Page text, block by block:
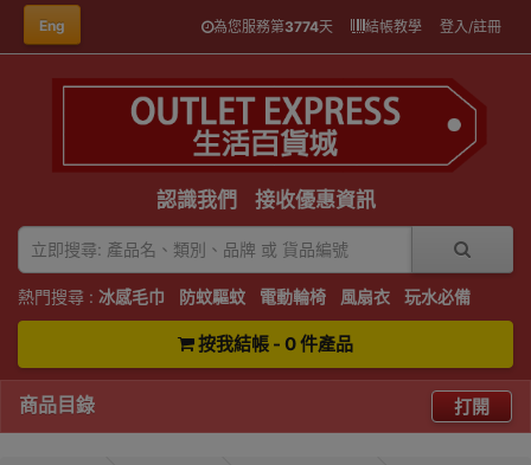
Eng 為您服務第3774天 結帳教學 登入/註冊
認識我們 接收優惠資訊
熱門搜尋 : 冰感毛巾 防蚊驅蚊 電動輪椅 風扇衣 玩水必備
按我結帳 - 0 件產品
商品目錄 打開